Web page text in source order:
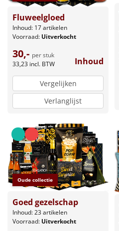
Fluweelgloed
Inhoud: 17 artikelen
Voorraad: Uitverkocht
30,- per stuk
33,23 incl. BTW Inhoud
Vergelijken
Verlanglijst
Oude collectie
Goed gezelschap
Inhoud: 23 artikelen
Voorraad: Uitverkocht